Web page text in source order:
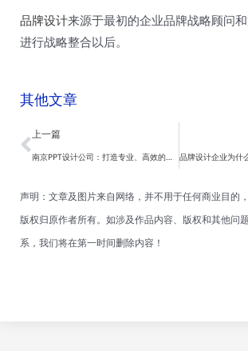
品牌设计来源于最初的企业品牌战略顾问
进行战略整合以后。
其他文章
Prev
上一篇
南京PPT设计公司：打造专业、高效的演示解决方案
声明：文章及图片来自网络，并不用于任何商业目的
版权归原作者所有。如涉及作品内容、版权和其他问
系，我们将在第一时间删除内容！